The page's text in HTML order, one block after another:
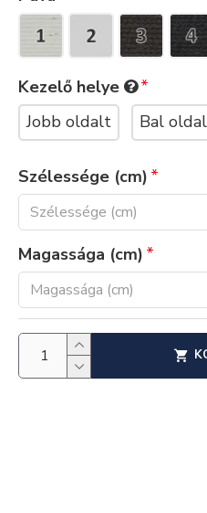
Kezelő helye
Jobb oldalt
Bal
Szélessége (cm)
Magassága (cm)